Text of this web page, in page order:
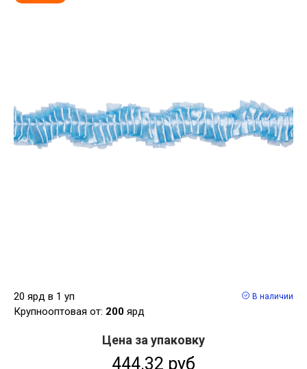
20 ярд в 1 уп
Крупнооптовая от: 200 ярд
В наличии
Цена за упаковку
444.32 руб